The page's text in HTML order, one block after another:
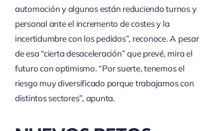
automoción y algunos están reduciendo turnos y
personal ante el incremento de costes y la
incertidumbre con los pedidos”, reconoce. A pesar
de esa “cierta desaceleración” que prevé, mira el
futuro con optimismo. “Por suerte, tenemos el
riesgo muy diversificado porque trabajamos con
distintos sectores”, apunta.